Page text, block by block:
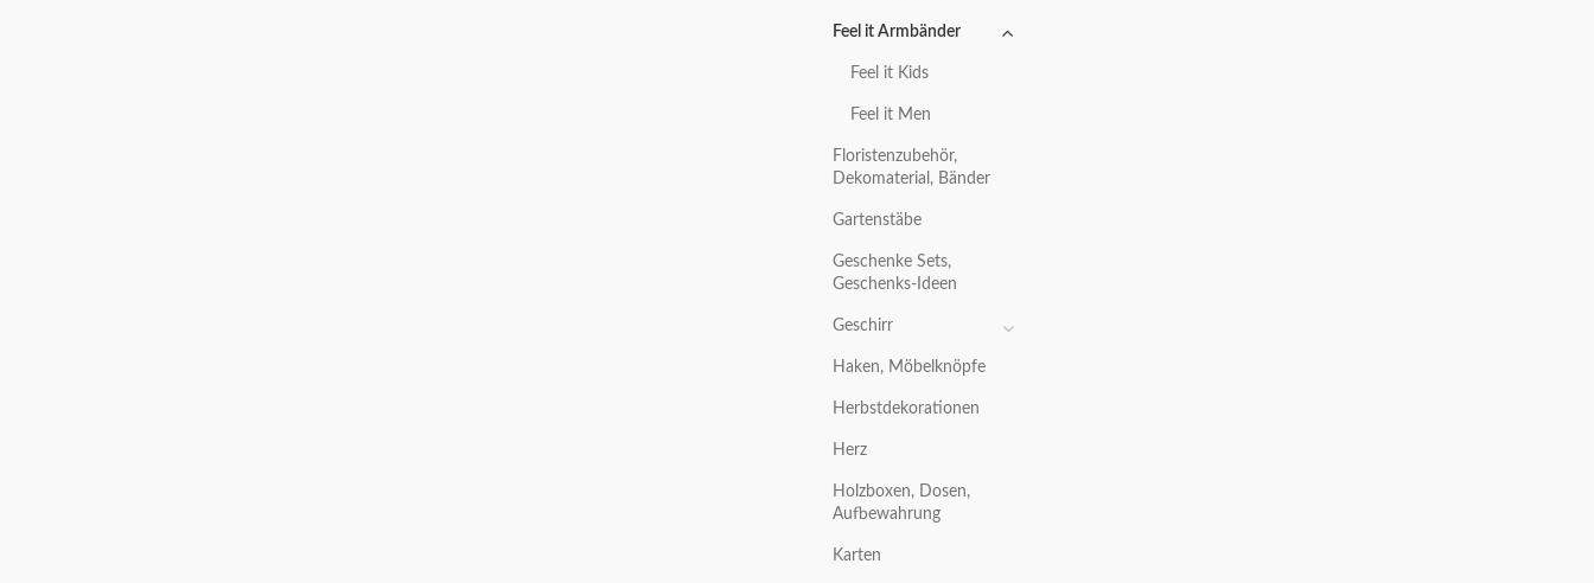
Feel it Armbänder
Feel it Kids
Feel it Men
Floristenzubehör,
Dekomaterial, Bänder
Gartenstäbe
Geschenke Sets,
Geschenks-Ideen
Geschirr
Haken, Möbelknöpfe
Herbstdekorationen
Herz
Holzboxen, Dosen,
Aufbewahrung
Karten